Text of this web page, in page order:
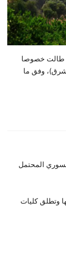
غابات طالت خصوصا
وفق ما
المحتمل
وتطلق كليات